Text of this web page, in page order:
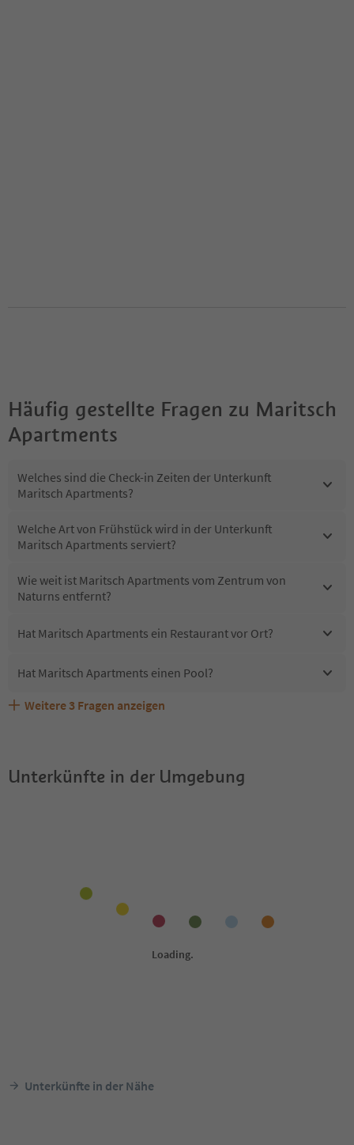
Häufig gestellte Fragen zu Maritsch
Apartments
Welches sind die Check-in Zeiten der Unterkunft
Maritsch Apartments?
Welche Art von Frühstück wird in der Unterkunft
Maritsch Apartments serviert?
Wie weit ist Maritsch Apartments vom Zentrum von
Naturns entfernt?
Hat Maritsch Apartments ein Restaurant vor Ort?
Hat Maritsch Apartments einen Pool?
Sind Haustiere in der Unterkunft Maritsch Apartments
Welche Services bietet Maritsch Apartments?
Erhalten die Gäste von Maritsch Apartments einen
Weitere 3 Fragen anzeigen
Unterkünfte in der Umgebung
Unterkünfte in der Nähe